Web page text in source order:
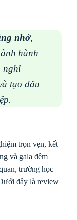
nhớ,
hành
nghỉ
tạo dấu
trọn vẹn, kết
và gala đêm
trường học
đây là review